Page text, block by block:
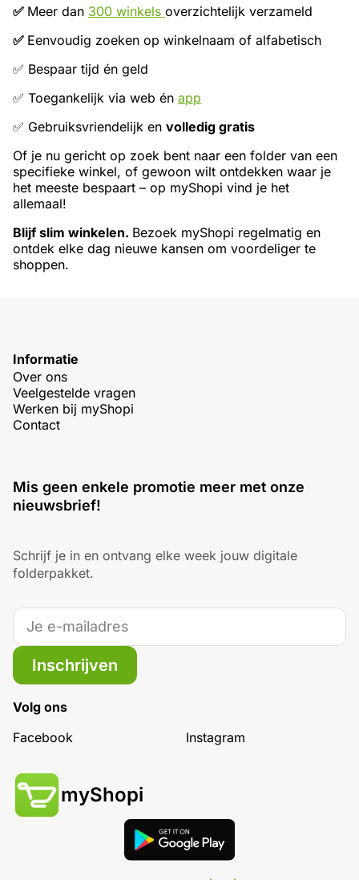
✅ Meer dan 300 winkels overzichtelijk verzameld
✅ Eenvoudig zoeken op winkelnaam of alfabetisch
✅ Bespaar tijd én geld
✅ Toegankelijk via web én app
✅ Gebruiksvriendelijk en volledig gratis
Of je nu gericht op zoek bent naar een folder van een
specifieke winkel, of gewoon wilt ontdekken waar je
het meeste bespaart – op myShopi vind je het
allemaal!
Blijf slim winkelen. Bezoek myShopi regelmatig en
ontdek elke dag nieuwe kansen om voordeliger te
shoppen.
Informatie
Over ons
Veelgestelde vragen
Werken bij myShopi
Contact
Mis geen enkele promotie meer met onze
nieuwsbrief!
Schrijf je in en ontvang elke week jouw digitale
folderpakket.
Inschrijven
Volg ons
Facebook
Instagram
myShopi